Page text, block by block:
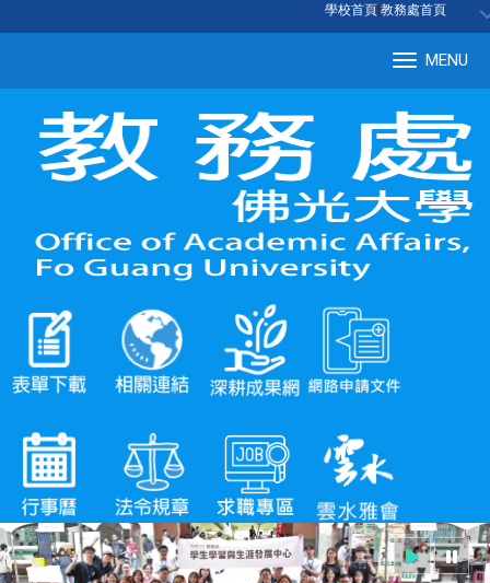
學校首頁 教務處首頁
MENU